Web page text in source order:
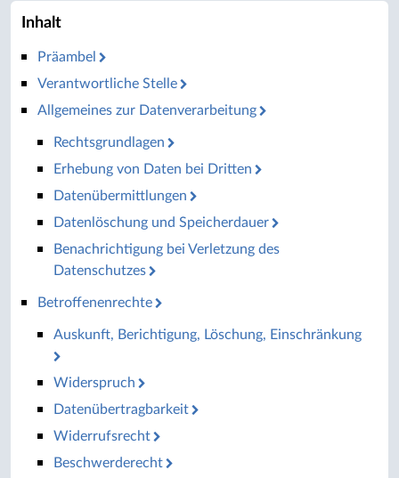
Inhalt
Präambel
Verantwortliche Stelle
Allgemeines zur Datenverarbeitung
Rechtsgrundlagen
Erhebung von Daten bei Dritten
Datenübermittlungen
Datenlöschung und Speicherdauer
Benachrichtigung bei Verletzung des
Datenschutzes
Betroffenenrechte
Auskunft, Berichtigung, Löschung, Einschränkung
Widerspruch
Datenübertragbarkeit
Widerrufsrecht
Beschwerderecht